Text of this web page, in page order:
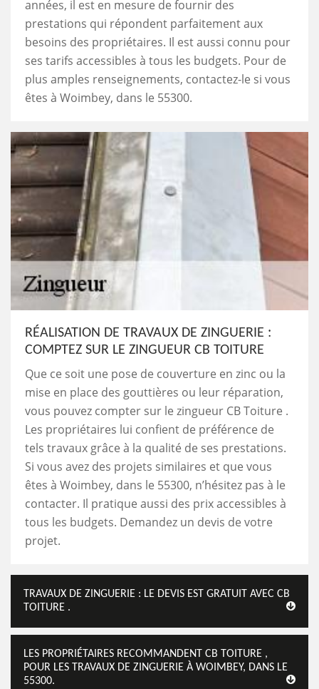
années, il est en mesure de fournir des
prestations qui répondent parfaitement aux
besoins des propriétaires. Il est aussi connu pour
ses tarifs accessibles à tous les budgets. Pour de
plus amples renseignements, contactez-le si vous
êtes à Woimbey, dans le 55300.
RÉALISATION DE TRAVAUX DE ZINGUERIE :
COMPTEZ SUR LE ZINGUEUR CB TOITURE
Que ce soit une pose de couverture en zinc ou la
mise en place des gouttières ou leur réparation,
vous pouvez compter sur le zingueur CB Toiture .
Les propriétaires lui confient de préférence de
tels travaux grâce à la qualité de ses prestations.
Si vous avez des projets similaires et que vous
êtes à Woimbey, dans le 55300, n’hésitez pas à le
contacter. Il pratique aussi des prix accessibles à
tous les budgets. Demandez un devis de votre
projet.
TRAVAUX DE ZINGUERIE : LE DEVIS EST GRATUIT AVEC CB
TOITURE .
LES PROPRIÉTAIRES RECOMMANDENT CB TOITURE ,
POUR LES TRAVAUX DE ZINGUERIE À WOIMBEY, DANS LE
55300.